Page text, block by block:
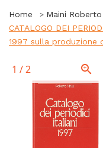
Home
Maini Roberto
CATALOGO DEI
1997 sulla produzione
1 /2